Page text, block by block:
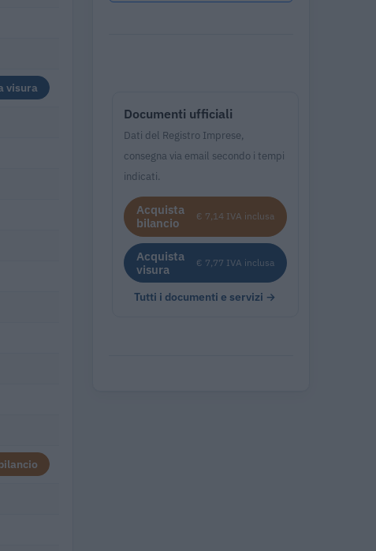
visura
Documenti ufficiali
Dati del Registro Imprese,
consegna via email secondo i tempi
indicati.
Acquista
bilancio
€ 7,14 IVA inclusa
Acquista
visura
€ 7,77 IVA inclusa
Tutti i documenti e servizi →